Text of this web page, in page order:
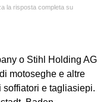
la risposta completa su
o Stihl Holding AG
motoseghe e altre
e tagliasiepi.